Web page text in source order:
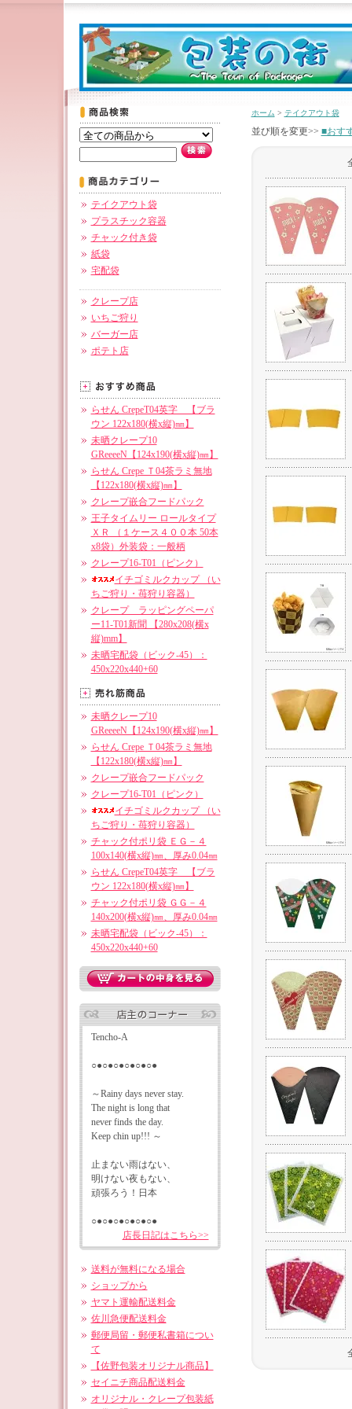
テイクアウト袋
プラスチック容器
チャック付き袋
紙袋
宅配袋
クレープ店
いちご狩り
バーガー店
ポテト店
らせん CrepeT04英字 【ブラ
ウン 122x180(横x縦)㎜】
未晒クレープ10
GReeeeN【124x190(横x縦)㎜】
らせん Crepe Ｔ04茶ラミ無地
【122x180(横x縦)㎜】
クレープ嵌合フードパック
王子タイムリー ロールタイプ
ＸＲ （１ケース４００本 50本
x8袋）外装袋：一般柄
クレープ16-T01（ピンク）
イチゴミルクカップ （い
ちご狩り・苺狩り容器）
クレープ ラッピングペーパ
ー11-T01新聞 【280x208(横x
縦)mm】
未晒宅配袋（ビック-45）：
450x220x440+60
未晒クレープ10
GReeeeN【124x190(横x縦)㎜】
らせん Crepe Ｔ04茶ラミ無地
【122x180(横x縦)㎜】
クレープ嵌合フードパック
クレープ16-T01（ピンク）
イチゴミルクカップ （い
ちご狩り・苺狩り容器）
チャック付ポリ袋 ＥＧ－４
100x140(横x縦)㎜、厚み0.04㎜
らせん CrepeT04英字 【ブラ
ウン 122x180(横x縦)㎜】
チャック付ポリ袋 ＧＧ－４
140x200(横x縦)㎜、厚み0.04㎜
未晒宅配袋（ビック-45）：
450x220x440+60
Tencho-A
○●○●○●○●○●○●
～Rainy days never stay.
The night is long that
never finds the day.
Keep chin up!!! ～
止まない雨はない、
明けない夜もない、
頑張ろう！日本
○●○●○●○●○●○●
店長日記はこちら>>
送料が無料になる場合
ショップから
ヤマト運輸配送料金
佐川急便配送料金
郵便局留・郵便私書箱につい
て
【佐野包装オリジナル商品】
セイニチ商品配送料金
オリジナル・クレープ包装紙
ホーム > テイクアウト袋
並び順を変更>> ■おす